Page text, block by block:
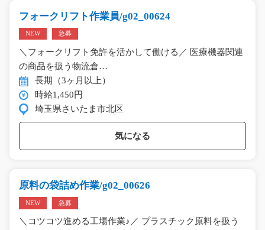
フォークリフト作業員/g02_00624
NEW 急募
＼フォークリフト免許を活かして働ける／ 医療機器関連
の商品を扱う物流倉…
長期（3ヶ月以上）
時給1,450円
埼玉県さいたま市北区
気になる
原料の袋詰め作業/g02_00626
NEW 急募
＼コツコツ進める工場作業♪／ プラスチック原料を扱う